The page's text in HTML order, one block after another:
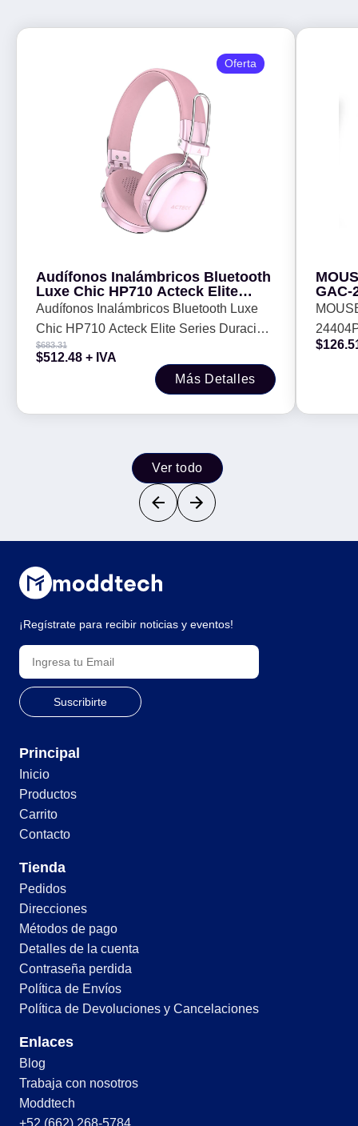
Audífonos Inalámbricos Bluetooth
Luxe Chic HP710 Acteck Elite
Series Duración de batería hasta
30h - Color Rosa. AC-940900
Audífonos Inalámbricos Bluetooth Luxe
Chic HP710 Acteck Elite Series Duración
de batería hasta 30h - Color Rosa. AC-
$683.31
$512.48 + IVA
Más Detalles
Oferta
GAC-
$
Ver todo
¡Regístrate para recibir noticias y eventos!
Principal
Inicio
Productos
Carrito
Contacto
Tienda
Pedidos
Direcciones
Métodos de pago
Detalles de la cuenta
Contraseña perdida
Política de Envíos
Política de Devoluciones y Cancelaciones
Enlaces
Blog
Trabaja con nosotros
Moddtech
+52 (662) 268-5784